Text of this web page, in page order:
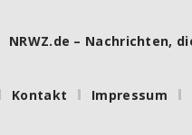
NRWZ.de – Nachrichten,
Kontakt Impressum